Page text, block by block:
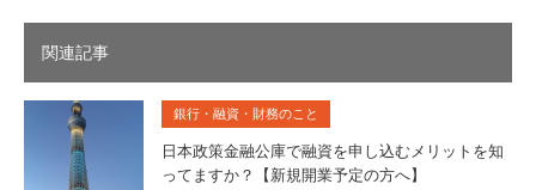
関連記事
銀行・融資・財務のこと
日本政策金融公庫で融資を申し込むメリットを知
ってますか？【新規開業予定の方へ】